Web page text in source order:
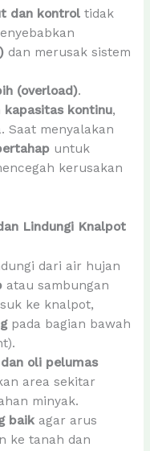
dan kontroltidak
dan merusak sistem
(overload).
kapasitas kontinu,
Saat menyalakan
untuk
kerusakan
Lindungi Knalpot
dari air hujan
atau sambungan
ke knalpot,
pada bagian bawah
oli pelumas
area sekitar
minyak.
baikagar arus
ke tanah dan